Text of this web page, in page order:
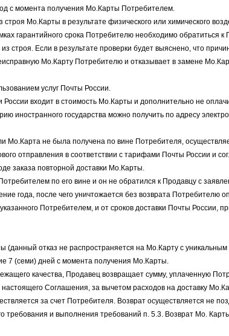
с момента получения Мо.Карты Потребителем.
Мо.Карты в результате физического или химического
гарантийного срока Потребителю необходимо обратиться
Если в результате проверки будет выяснено, что
Мо.Карту Потребителю и отказывает в замене
услуг Почты России.
России входит в стоимость Мо.Карты и дополнительно не
иностранного государства можно получить по адресу
Мо.Карта не была получена по вине Потребителя,
отправления в соответствии с тарифами Почты России и
заказа повторной доставки Мо.Карты.
по его вине и он не обратился к Продавцу с
года, после чего уничтожается без возврата Потребителю
Потребителем, и от сроков доставки Почты России,
(данный отказ не распространяется на Мо.Карту с
7 (семи) дней с момента получения Мо.Карты.
качества, Продавец возвращает сумму, уплаченную
настоящего Соглашения, за вычетом расходов на доставку
за счет Потребителя. Возврат осуществляется не
требования и выполнения требований п. 5.3. Возврат Мо.